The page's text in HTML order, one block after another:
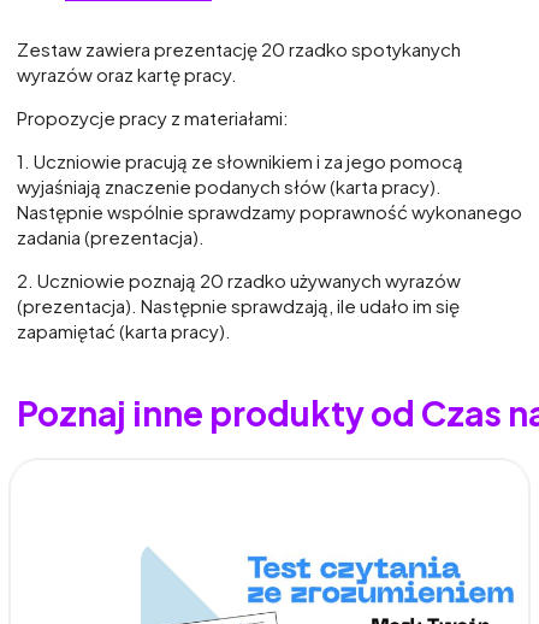
Zestaw zawiera prezentację 20 rzadko spotykanych
wyrazów oraz kartę pracy.
Propozycje pracy z materiałami:
1. Uczniowie pracują ze słownikiem i za jego pomocą
wyjaśniają znaczenie podanych słów (karta pracy).
Następnie wspólnie sprawdzamy poprawność wykonanego
zadania (prezentacja).
2. Uczniowie poznają 20 rzadko używanych wyrazów
(prezentacja). Następnie sprawdzają, ile udało im się
zapamiętać (karta pracy).
Poznaj inne produkty od Czas